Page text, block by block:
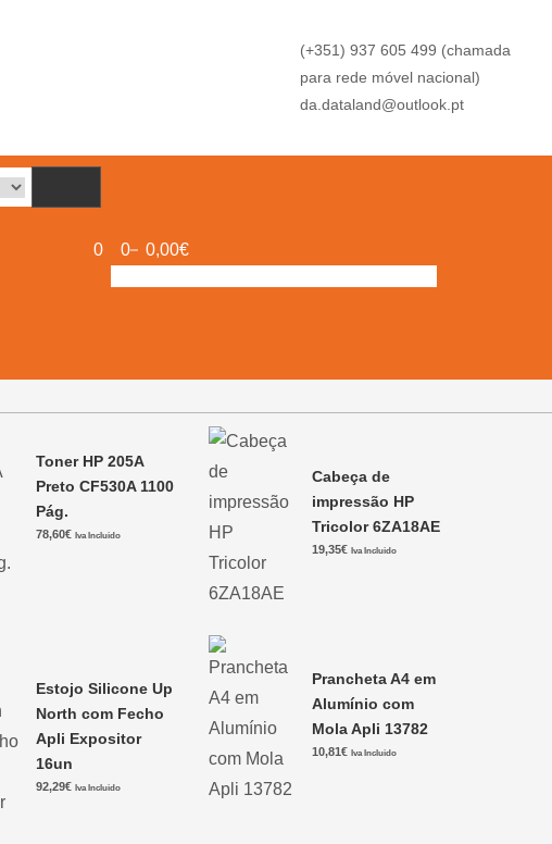
(+351) 937 605 499 (chamada
para rede móvel nacional)
da.dataland@outlook.pt
0 0 0,00€
Toner HP 205A
Preto CF530A 1100
Pág.
78,60€ Iva Incluido
Cabeça de
impressão HP
Tricolor 6ZA18AE
19,35€ Iva Incluido
Estojo Silicone Up
North com Fecho
Apli Expositor
16un
92,29€ Iva Incluido
Prancheta A4 em
Alumínio com
Mola Apli 13782
10,81€ Iva Incluido